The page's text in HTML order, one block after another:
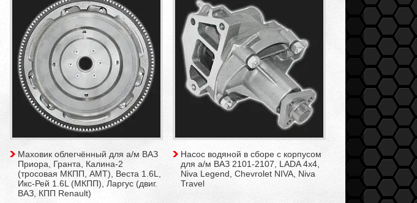
Маховик облегчённый для а/м ВАЗ
Приора, Гранта, Калина-2
(тросовая МКПП, АМТ), Веста 1.6L,
Икс-Рей 1.6L (МКПП), Ларгус (двиг.
ВАЗ, КПП Renault)
Насос водяной в сборе с корпусом
для а/м ВАЗ 2101-2107, LADA 4x4,
Niva Legend, Chevrolet NIVA, Niva
Travel